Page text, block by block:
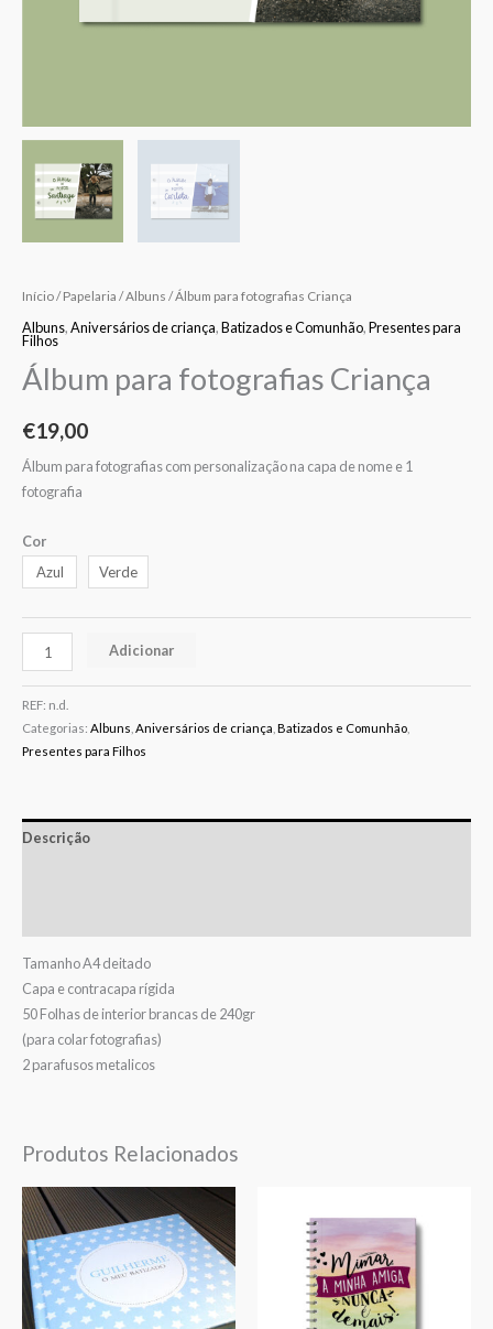
Início/Papelaria /Albuns / Álbum para fotografias Criança
Albuns,Aniversários de criança,Batizados e Comunhão,Presentes para
Filhos
Álbum para fotografias Criança
€19,00
Álbum para fotografias com personalização na capa de nome e 1
fotografia
Cor
Azul
Verde
Adicionar
REF: n.d.
Categorias: Albuns Aniversários de criança Batizados e Comunhão
Presentes para Filhos
Descrição
Tamanho A4 deitado
Capa e contracapa rígida
50 Folhas de interior brancas de 240gr
(para colar fotografias)
2 parafusos metalicos
Produtos Relacionados
through
€7,50